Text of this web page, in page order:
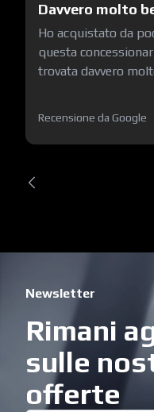
Davvero molto
Ho acquistato da
questa
trovata davvero
Recensione da Google
Newsletter
Rimani
sulle
offerte